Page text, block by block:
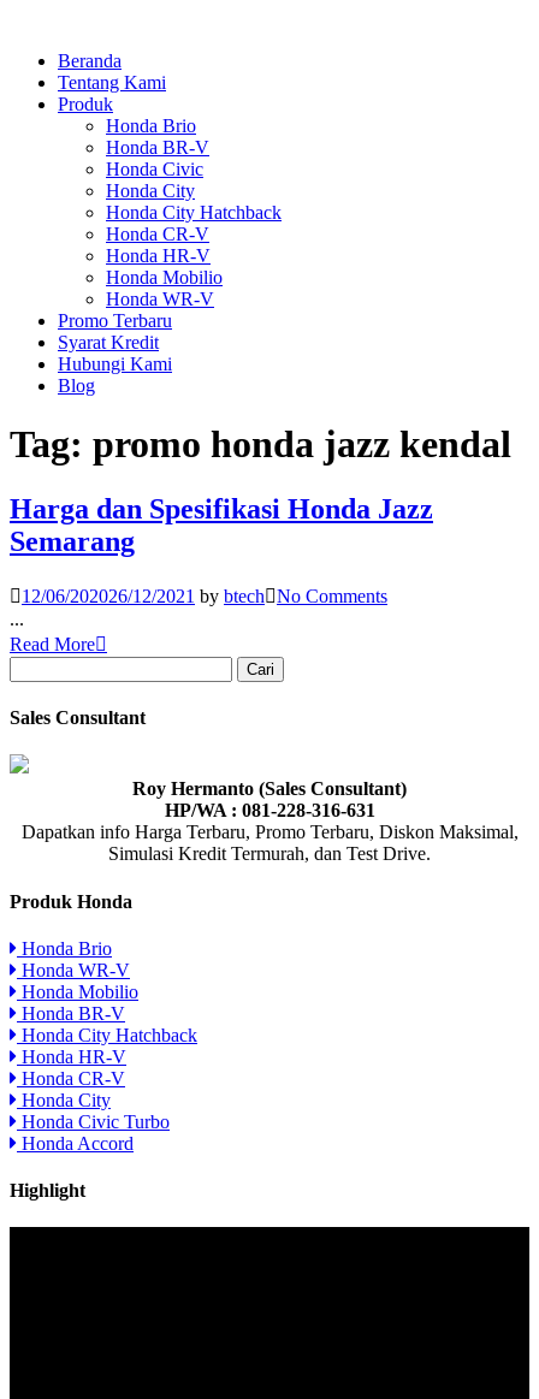
contentBeranda
Tentang Kami
Produk
Honda Brio
Honda BR-V
Honda Civic
Honda City
Honda City Hatchback
Honda CR-V
Honda HR-V
Honda Mobilio
Honda WR-V
Promo Terbaru
Syarat Kredit
Hubungi Kami
Blog
Tag: promo honda jazz kendal
Harga dan Spesifikasi Honda Jazz
Semarang
12/06/202026/12/2021 by btech
No Comments
...
Read More
untuk:
Sales Consultant
Roy Hermanto (Sales Consultant)
HP/WA : 081-228-316-631
Dapatkan info Harga Terbaru, Promo Terbaru, Diskon Maksimal,
Simulasi Kredit Termurah, dan Test Drive.
Produk Honda
Honda Brio
Honda WR-V
Honda Mobilio
Honda BR-V
Honda City Hatchback
Honda HR-V
Honda CR-V
Honda City
Honda Civic Turbo
Honda Accord
Highlight